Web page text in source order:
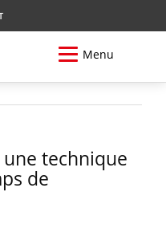
Menu
technique
de